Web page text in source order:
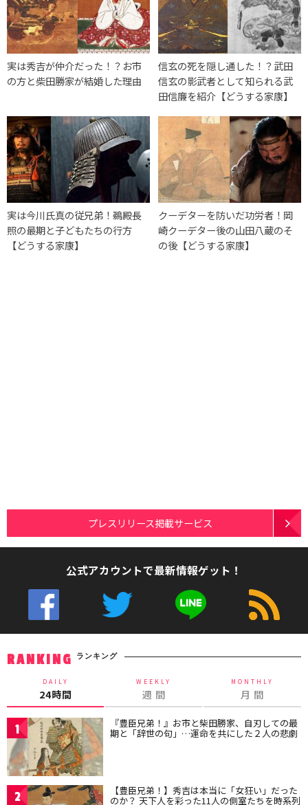
実は秀吉が仲介だった！？お市
の方と柴田勝家が結婚した理由
信玄の死を隠し通した！？武田
信玄の影武者として知られる武
田信廉を紹介【どうする家康】
実は今川氏真の従兄弟！鵜殿長
照の最期と子どもたちの行方
【どうする家康】
クーデターを防いだ功労者！岡
崎クーデター後の山田八蔵のそ
の後【どうする家康】
プレスリリース掲載サービス
公式アカウントで最新情報ゲット！
RANKING ランキング
DAILY
24時間
WEEKLY
週 間
MONTHLY
月 間
1 『豊臣兄弟！』お市と柴田勝家、自刃しての最
期と「辞世の句」…運命を共にした２人の悲劇
2 【豊臣兄弟！】秀吉は本当に「女狂い」だった
のか？ 天下人を彩った11人の側室たちを時系列